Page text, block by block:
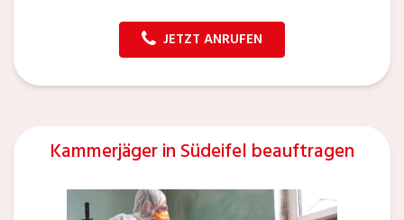
JETZT ANRUFEN
Kammerjäger in Südeifel beauftragen